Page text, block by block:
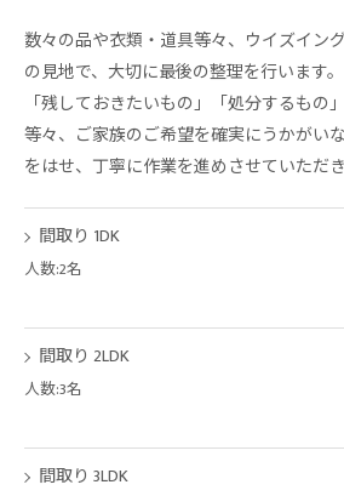
数々の品や衣類・道具等々、ウイズイン
の見地で、大切に最後の整理を行います。
「残しておきたいもの」「処分するもの
等々、ご家族のご希望を確実にうかがい
をはせ、丁寧に作業を進めさせていただき
間取り 1DK
人数:2名
間取り 2LDK
人数:3名
間取り 3LDK